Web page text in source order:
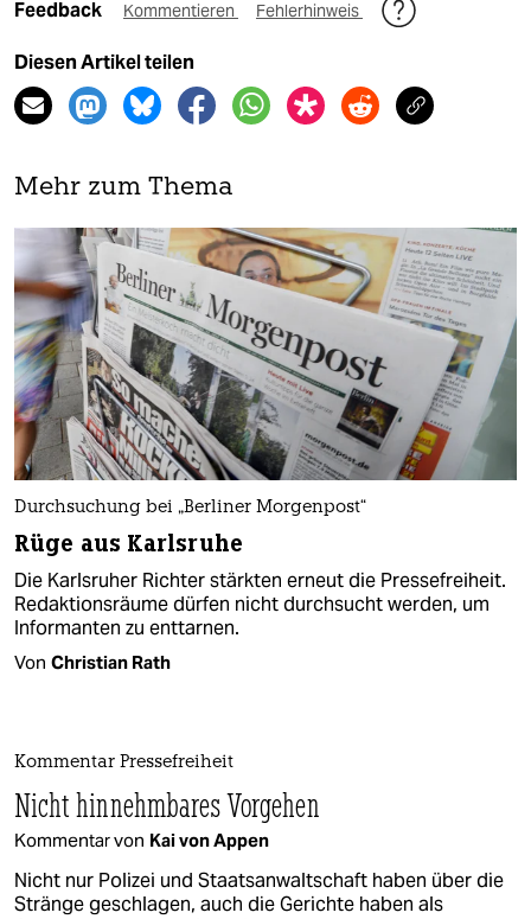
Feedback Kommentieren Fehlerhinweis
Diesen Artikel teilen
Mehr zum Thema
Durchsuchung bei „Berliner Morgenpost“
Rüge aus Karlsruhe
Die Karlsruher Richter stärkten erneut die Pressefreiheit.
Redaktionsräume dürfen nicht durchsucht werden, um
Informanten zu enttarnen.
Von Christian Rath
Kommentar Pressefreiheit
Nicht hinnehmbares Vorgehen
Kommentar von Kai von Appen
Nicht nur Polizei und Staatsanwaltschaft haben über die
Stränge geschlagen, auch die Gerichte haben als